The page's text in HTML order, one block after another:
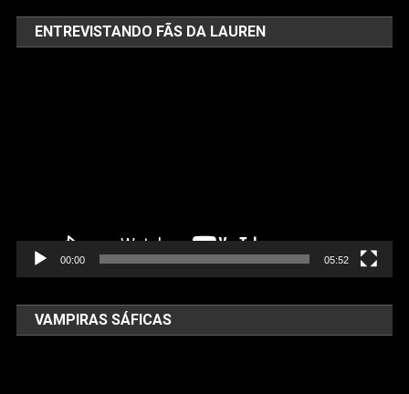
ENTREVISTANDO FÃS DA LAUREN
00:00 05:52
VAMPIRAS SÁFICAS